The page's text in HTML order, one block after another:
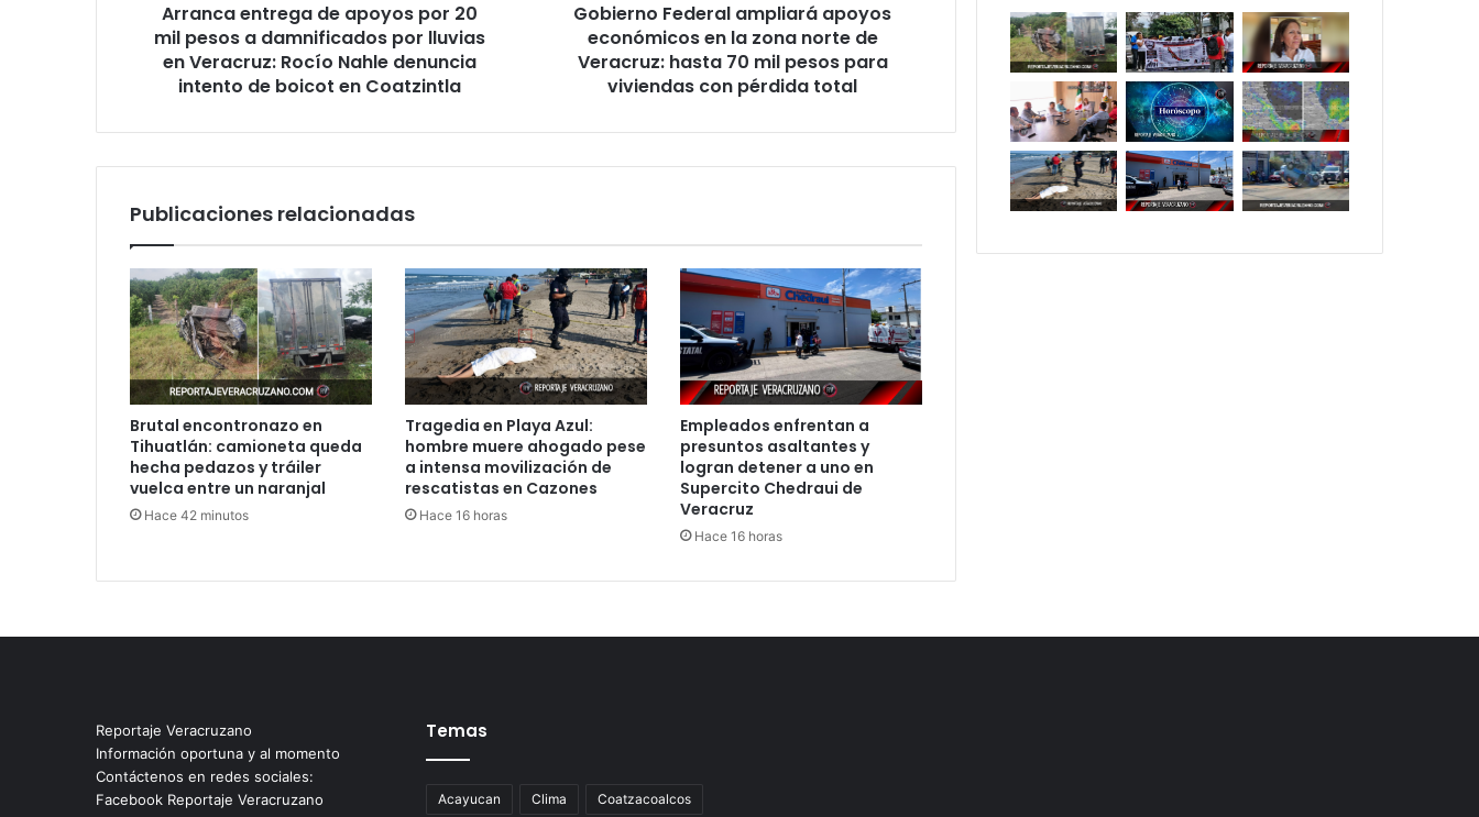
damnificados
lluvias
denuncia
de
boicot
en
Coatzintla
Arranca entrega de apoyos por 20
mil pesos a damnificados por lluvias
en Veracruz: Rocío Nahle denuncia
intento de boicot en Coatzintla
Veracruz:
hasta
viviendas
total
Gobierno Federal ampliará apoyos
económicos en la zona norte de
Veracruz: hasta 70 mil pesos para
viviendas con pérdida total
Publicaciones relacionadas
Brutal encontronazo en
Tihuatlán: camioneta queda
hecha pedazos y tráiler
vuelca entre un naranjal
Hace 42 minutos
Tragedia en Playa Azul:
hombre muere ahogado pese
a intensa movilización de
rescatistas en Cazones
Hace 16 horas
Empleados enfrentan a
presuntos asaltantes y
logran detener a uno en
Supercito Chedraui de
Veracruz
Hace 16 horas
Reportaje Veracruzano
Información oportuna y al momento
Contáctenos en redes sociales:
Facebook Reportaje Veracruzano
Temas
Acayucan Clima Coatzacoalcos